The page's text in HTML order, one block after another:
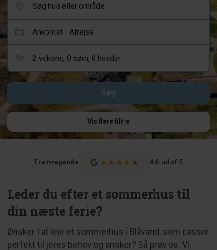
Vis flere filtre
Fremragende ★★★★★
★ 4.6 ud af 5
Leder du efter et sommerhus til
din næste ferie?
Ønsker I at leje et sommerhus i Blåvand, som passer
perfekt til jeres behov og ønsker? Så prøv os. Vi,